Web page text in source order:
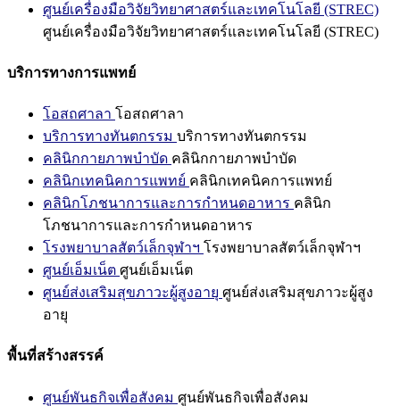
ศูนย์เครื่องมือวิจัยวิทยาศาสตร์และเทคโนโลยี (STREC)
ศูนย์เครื่องมือวิจัยวิทยาศาสตร์และเทคโนโลยี (STREC)
บริการทางการแพทย์
โอสถศาลา โอสถศาลา
บริการทางทันตกรรม บริการทางทันตกรรม
คลินิกกายภาพบำบัด คลินิกกายภาพบำบัด
คลินิกเทคนิคการแพทย์ คลินิกเทคนิคการแพทย์
คลินิกโภชนาการและการกำหนดอาหาร คลินิก
โภชนาการและการกำหนดอาหาร
โรงพยาบาลสัตว์เล็กจุฬาฯ โรงพยาบาลสัตว์เล็กจุฬาฯ
ศูนย์เอ็มเน็ต ศูนย์เอ็มเน็ต
ศูนย์ส่งเสริมสุขภาวะผู้สูงอายุ ศูนย์ส่งเสริมสุขภาวะผู้สูง
อายุ
พื้นที่สร้างสรรค์
ศูนย์พันธกิจเพื่อสังคม ศูนย์พันธกิจเพื่อสังคม